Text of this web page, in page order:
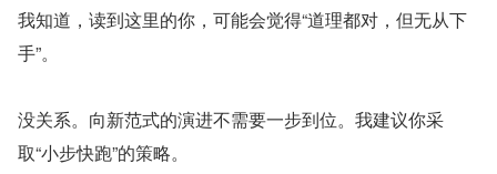
我知道，读到这里的你，可能会觉得“道理都对，但无从下
手”。
没关系。向新范式的演进不需要一步到位。我建议你采
取“小步快跑”的策略。